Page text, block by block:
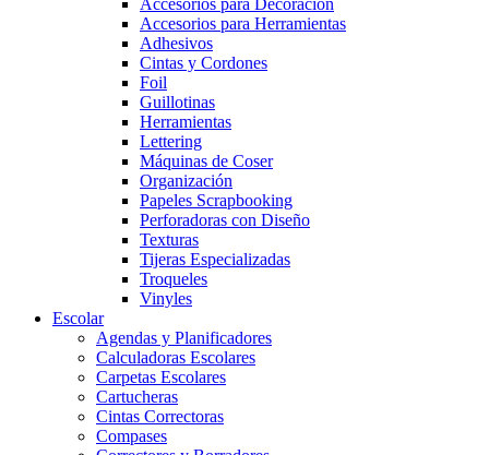
Accesorios para Decoración
Accesorios para Herramientas
Adhesivos
Cintas y Cordones
Foil
Guillotinas
Herramientas
Lettering
Máquinas de Coser
Organización
Papeles Scrapbooking
Perforadoras con Diseño
Texturas
Tijeras Especializadas
Troqueles
Vinyles
Escolar
Agendas y Planificadores
Calculadoras Escolares
Carpetas Escolares
Cartucheras
Cintas Correctoras
Compases